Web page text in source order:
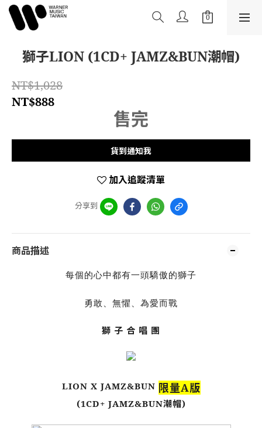
獅子LION (1CD+ JAMZ&BUN潮帽)
NT$1,028
NT$888
售完
貨到通知我
加入追蹤清單
分享到
商品描述
每個的心中都有一頭驕傲的獅子
勇敢、無懼、為愛而戰
獅 子 合 唱 團
LION X JAMZ&BUN 限量A版
(1CD+ JAMZ&BUN潮帽)